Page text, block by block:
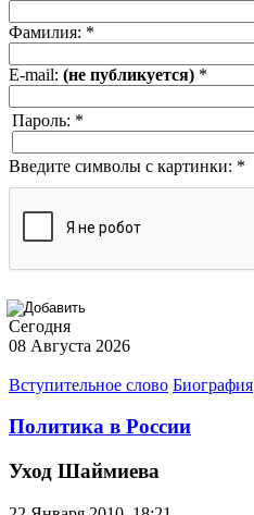
Фамилия: *
E-mail: (не публикуется) *
Пароль: *
Введите символы с картинки: *
Сегодня
08 Августа 2026
Вступительное слово Биография
Политика в России
Уход Шаймиева